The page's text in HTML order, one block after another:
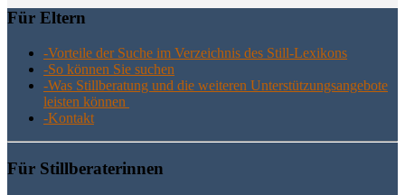
Für Eltern
-Vor­tei­le der Suche im Ver­zeich­nis des Still-Lexikons
-So kön­nen Sie suchen
-Was Still­be­ra­tung und die wei­te­ren Unter­stüt­zungs­an­ge­bo­te
leis­ten können
-Kon­takt
Für Still­be­ra­te­rin­nen